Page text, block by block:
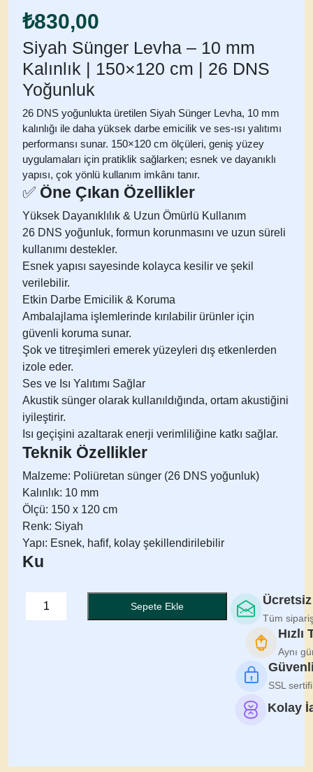
₺830,00
Siyah Sünger Levha – 10 mm
Kalınlık | 150×120 cm | 26 DNS
Yoğunluk
26 DNS yoğunlukta üretilen Siyah Sünger Levha, 10 mm
kalınlığı ile daha yüksek darbe emicilik ve ses-ısı yalıtımı
performansı sunar. 150×120 cm ölçüleri, geniş yüzey
uygulamaları için pratiklik sağlarken; esnek ve dayanıklı
yapısı, çok yönlü kullanım imkânı tanır.
✅ Öne Çıkan Özellikler
Yüksek Dayanıklılık & Uzun Ömürlü Kullanım
26 DNS yoğunluk, formun korunmasını ve uzun süreli
kullanımı destekler.
Esnek yapısı sayesinde kolayca kesilir ve şekil
verilebilir.
Etkin Darbe Emicilik & Koruma
Ambalajlama işlemlerinde kırılabilir ürünler için
güvenli koruma sunar.
Şok ve titreşimleri emerek yüzeyleri dış etkenlerden
izole eder.
Ses ve Isı Yalıtımı Sağlar
Akustik sünger olarak kullanıldığında, ortam akustiğini
iyileştirir.
Isı geçişini azaltarak enerji verimliliğine katkı sağlar.
Teknik Özellikler
Malzeme: Poliüretan sünger (26 DNS yoğunluk)
Kalınlık: 10 mm
Ölçü: 150 x 120 cm
Renk: Siyah
Yapı: Esnek, hafif, kolay şekillendirilebilir
Ku
Sepete Ekle
Tüm
Hızlı
Aynı
SSL
Kolay